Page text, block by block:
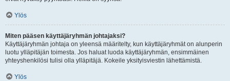
Ylös
Miten pääsen käyttäjäryhmän johtajaksi?
Käyttäjäryhmän johtaja on yleensä määritelty, kun käyttäjäryhmät on alunperin
luotu ylläpitäjän toimesta. Jos haluat luoda käyttäjäryhmän, ensimmäinen
yhteyshenkilösi tulisi olla ylläpitäjä. Kokeile yksityisviestin lähettämistä.
Ylös